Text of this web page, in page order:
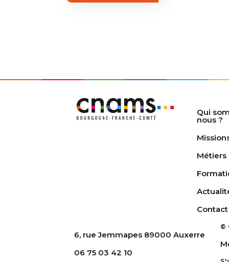
Qui
nous ?
Métiers
Contact
6, rue Jemmapes 89000 Auxerre
06 75 03 42 10
©